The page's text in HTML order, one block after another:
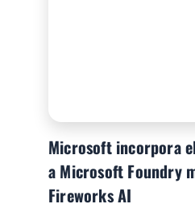
Microsoft incorpora
a Microsoft Foundry
Fireworks AI